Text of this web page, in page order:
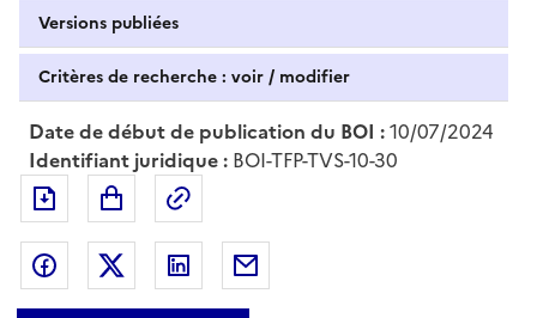
Versions publiées
Critères de recherche : voir / modifier
Date de début de publication du BOI :10/07/2024
Identifiant juridique : BOI-TFP-TVS-10-30
Exporter le document au format pdf
Partager sur Facebook
Partager sur Twitter
Partager sur LinkedIn